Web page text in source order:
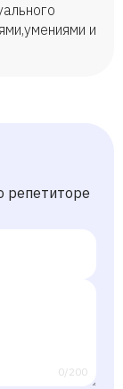
и
репетиторе
0/200